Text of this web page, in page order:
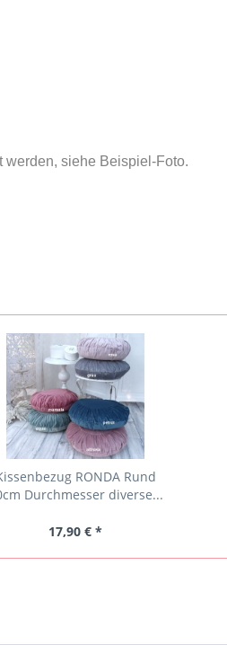
siehe Beispiel-Foto.
RONDA Rund
Durchmesser diverse...
17,90 € *